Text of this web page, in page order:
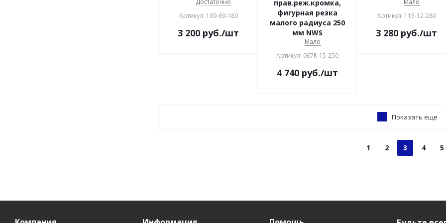
Достаточно
Артикул: 109-69-180
3 200 руб./шт
прав.реж.кромка,
фигурная резка
малого радиуса 250
мм NWS
Мало
Артикул: 067R-15-250
4 740 руб./шт
Мало
Артикул: 115-12-280
3 280 руб./шт
Показать еще
1 2 3 4 5